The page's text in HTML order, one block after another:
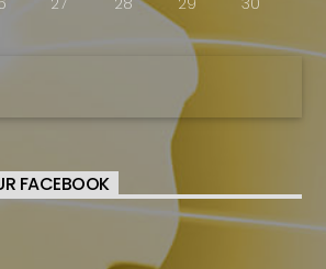
FACEBOOK